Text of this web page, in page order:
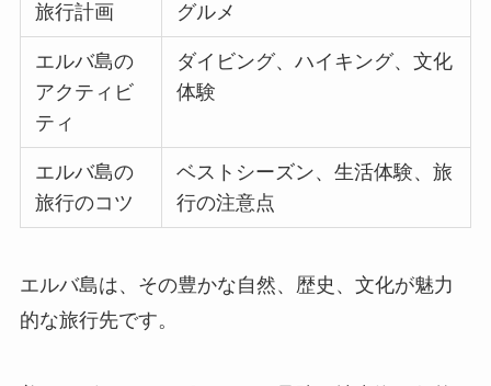
旅行計画
グルメ
エルバ島の
アクティビ
ティ
ダイビング、ハイキング、文化
体験
エルバ島の
旅行のコツ
ベストシーズン、生活体験、旅
行の注意点
エルバ島は、その豊かな自然、歴史、文化が魅力
的な旅行先です。